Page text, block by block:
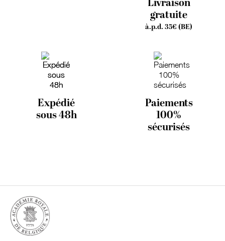
gratuite
à.p.d. 35€ (BE)
Expédié
sous 48h
Paiements
100%
sécurisés